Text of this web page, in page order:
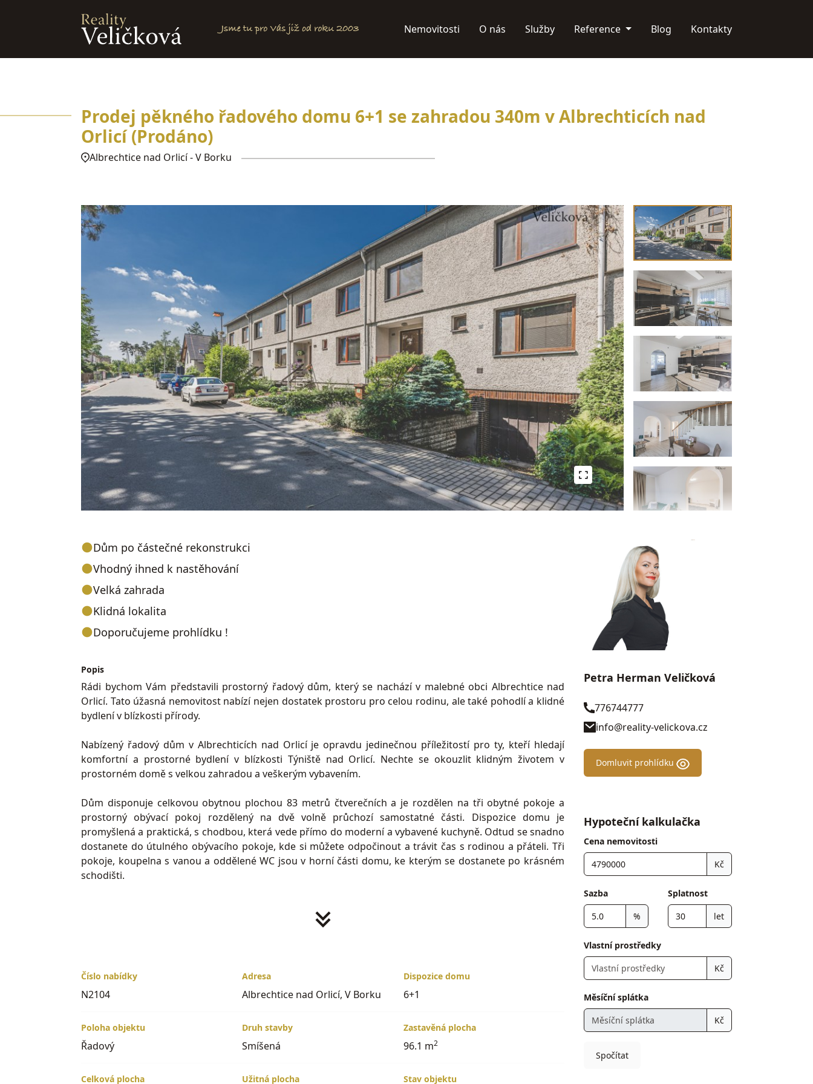
Nemovitosti O nás Služby Reference Blog Kontakty
Prodej pěkného řadového domu 6+1 se zahradou 340m v Albrechticích nad
Orlicí(Prodáno)
Albrechtice nad Orlicí - V Borku
Dům po částečné rekonstrukci
Vhodný ihned k nastěhování
Velká zahrada
Klidná lokalita
Doporučujeme prohlídku !
Popis
Rádi bychom Vám představili prostorný řadový dům, který se nachází v malebné obci Albrechtice nad
Orlicí. Tato úžasná nemovitost nabízí nejen dostatek prostoru pro celou rodinu, ale také pohodlí a klidné
bydlení v blízkosti přírody.
Nabízený řadový dům v Albrechticích nad Orlicí je opravdu jedinečnou příležitostí pro ty, kteří hledají
komfortní a prostorné bydlení v blízkosti Týniště nad Orlicí. Nechte se okouzlit klidným životem v
prostorném domě s velkou zahradou a veškerým vybavením.
Dům disponuje celkovou obytnou plochou 83 metrů čtverečních a je rozdělen na tři obytné pokoje a
prostorný obývací pokoj rozdělený na dvě volně průchozí samostatné části. Dispozice domu je
promyšlená a praktická, s chodbou, která vede přímo do moderní a vybavené kuchyně. Odtud se snadno
dostanete do útulného obývacího pokoje, kde si můžete odpočinout a trávit čas s rodinou a přáteli. Tři
pokoje, koupelna s vanou a oddělené WC jsou v horní části domu, ke kterým se dostanete po krásném
schodišti.
poskytuje bezpečné parkování pro vaše vozidlo a zároveň dostatek užitného prostoru, jako je prádelna a
Jednou z mnoha priorit tohoto domu je jeho prostorná zahrada o rozloze 200 m2
nejen pro zahradní posezení, ale také pro sportovní vyžití nebo relaxaci. Terasa s panoramatickými okny
Albrechtice nad Orlicí jsou klidná obec, která nabízí výhody venkovského života, zatímco je stále
Číslo nabídky
N2104
Adresa
Albrechtice nad Orlicí, V Borku
Dispozice domu
6+1
Poloha objektu
Řadový
Druh stavby
Smíšená
Zastavěná plocha
96.1 m2
Celková plocha Užitná plocha Stav objektu
Petra Herman Veličková
776744777
info@reality-velickova.cz
Domluvit prohlídku
Hypoteční kalkulačka
Cena nemovitosti
Kč
Sazba
%
Splatnost
let
Vlastní prostředky
Kč
Měsíční splátka
Kč
Spočítat